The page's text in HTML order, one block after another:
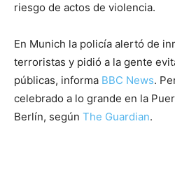
riesgo de actos de violencia.
En Munich la policía alertó de
terroristas y pidió a la gente
públicas, informa BBC News.
celebrado a lo grande en la
Berlín, según The Guardian.